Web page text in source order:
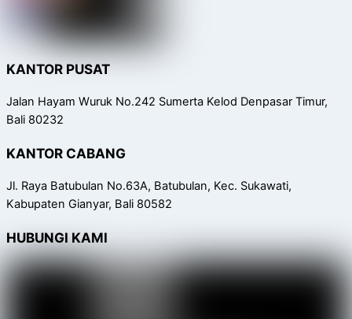
KANTOR PUSAT
Jalan Hayam Wuruk No.242 Sumerta Kelod Denpasar Timur,
Bali 80232
KANTOR CABANG
Jl. Raya Batubulan No.63A, Batubulan, Kec. Sukawati,
Kabupaten Gianyar, Bali 80582
HUBUNGI KAMI